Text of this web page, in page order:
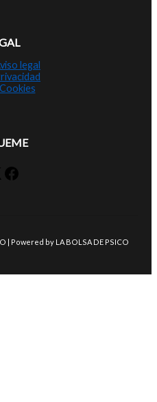
legal
Cookies
Facebook
| Powered by LA BOLSA DE PSICO